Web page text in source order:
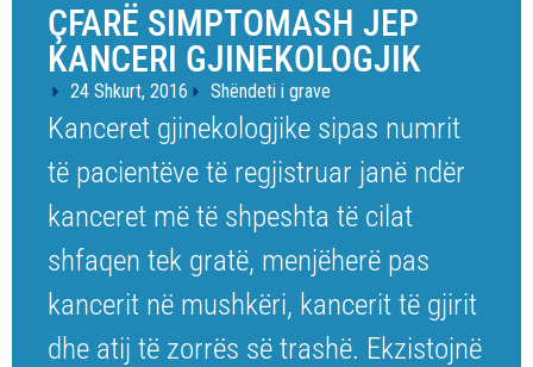
ÇFARË SIMPTOMASH JEP
KANCERI GJINEKOLOGJIK
24 Shkurt, 2016 Shëndeti i grave
Kanceret gjinekologjike sipas numrit
të pacientëve të regjistruar janë ndër
kanceret më të shpeshta të cilat
shfaqen tek gratë, menjëherë pas
kancerit në mushkëri, kancerit të gjirit
dhe atij të zorrës së trashë. Ekzistojnë